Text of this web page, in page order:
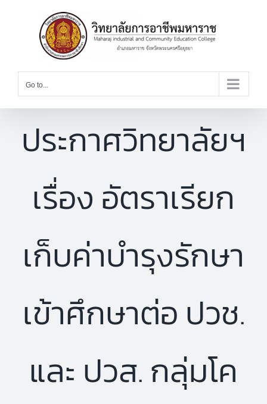
Go to...
ประกาศวิทยาลัยฯ
เรื่อง อัตราเรียก
เก็บค่าบำรุงรักษา
เข้าศึกษาต่อ ปวช.
และ ปวส. กลุ่มโค